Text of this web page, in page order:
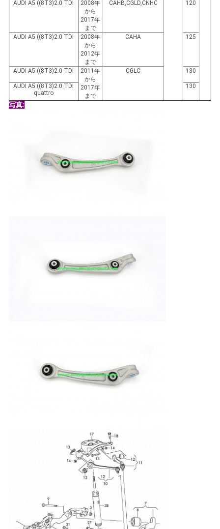
AUDI A5 ((8T3)2.0 TDI
2008年
から
2017年
まで
CAHB,CGLD,CNHC 120
AUDI A5 ((8T3)2.0 TDI
2008年
から
2012年
まで
CAHA 125
AUDI A5 ((8T3)2.0 TDI
2011年
から
2017年
まで
CGLC 130
AUDI A5 ((8T3)2.0 TDI
quattro
130
写真: